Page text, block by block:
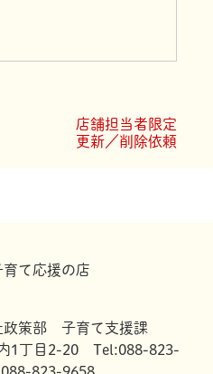
店舗担当者限定
更新／削除依頼
政策部 子育て支援課
1丁目2-20 Tel:088-823-